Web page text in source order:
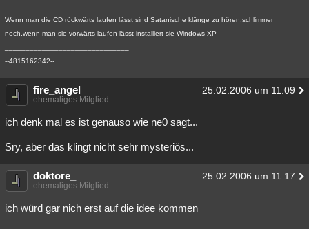
Wenn man die CD rückwärts laufen lässt sind Satanische klänge zu hören,schlimmer
noch,wenn man sie vorwärts laufen lässt installiert sie Windows XP
--4815162342--
fire_angel 25.02.2006 um 11:09
ehemaliges Mitglied
ich denk mal es ist genauso wie ne0 sagt...
Sry, aber das klingt nicht sehr mysteriös...
doktore_ 25.02.2006 um 11:17
ehemaliges Mitglied
ich würd gar nich erst auf die idee kommen